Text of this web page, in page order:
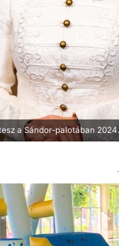
a Sándor-palotában